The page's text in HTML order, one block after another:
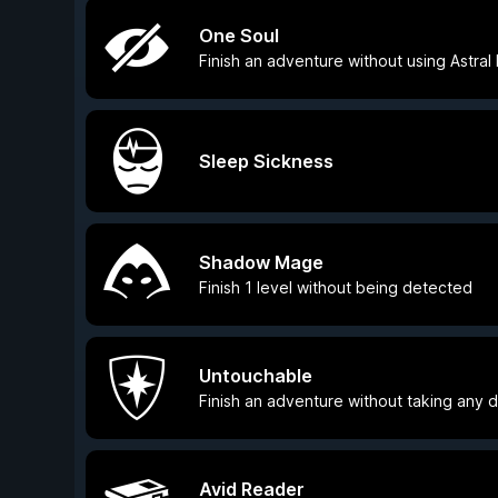
One Soul
Finish an adventure without using Astral
Sleep Sickness
Shadow Mage
Finish 1 level without being detected
Untouchable
Finish an adventure without taking any
Avid Reader